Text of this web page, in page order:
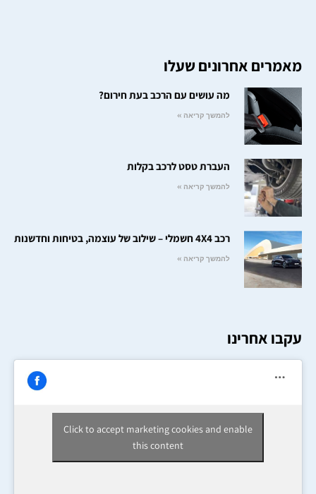
מאמרים אחרונים שעלו
מה עושים עם הרכב בעת חירום?
להמשך קריאה »
העברת טסט לרכב בקלות
להמשך קריאה »
רכב 4X4 חשמלי – שילוב של עוצמה, בטיחות וחדשנות
להמשך קריאה »
עקבו אחרינו
Click to accept marketing cookies and enable
this content